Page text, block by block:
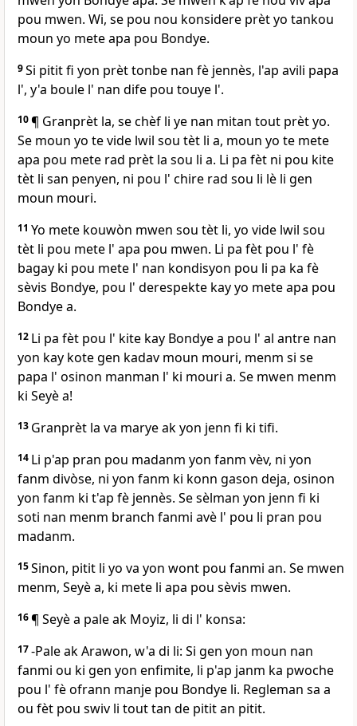
pou mwen. Wi, se pou nou konsidere prèt yo tankou
moun yo mete apa pou Bondye.
9Si pitit fi yon prèt tonbe nan fè jennès, l'ap avili papa
l', y'a boule l' nan dife pou touye l'.
10¶ Granprèt la, se chèf li ye nan mitan tout prèt yo.
Se moun yo te vide lwil sou tèt li a, moun yo te mete
apa pou mete rad prèt la sou li a. Li pa fèt ni pou kite
tèt li san penyen, ni pou l' chire rad sou li lè li gen
moun mouri.
11 Yo mete kouwòn mwen sou tèt li, yo vide lwil sou
tèt li pou mete l' apa pou mwen. Li pa fèt pou l' fè
bagay ki pou mete l' nan kondisyon pou li pa ka fè
sèvis Bondye, pou l' derespekte kay yo mete apa pou
Bondye a.
12 Li pa fèt pou l' kite kay Bondye a pou l' al antre nan
yon kay kote gen kadav moun mouri, menm si se
papa l' osinon manman l' ki mouri a. Se mwen menm
ki Seyè a!
13 Granprèt la va marye ak yon jenn fi ki tifi.
14 Li p'ap pran pou madanm yon fanm vèv, ni yon
fanm divòse, ni yon fanm ki konn gason deja, osinon
yon fanm ki t'ap fè jennès. Se sèlman yon jenn fi ki
soti nan menm branch fanmi avè l' pou li pran pou
madanm.
15Sinon, pitit li yo va yon wont pou fanmi an. Se mwen
menm, Seyè a, ki mete li apa pou sèvis mwen.
16¶ Seyè a pale ak Moyiz, li di l' konsa:
17-Pale ak Arawon, w'a di li: Si gen yon moun nan
fanmi ou ki gen yon enfimite, li p'ap janm ka pwoche
pou l' fè ofrann manje pou Bondye li. Regleman sa a
ou fèt pou swiv li tout tan de pitit an pitit.